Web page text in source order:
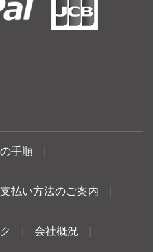
手順
払い方法のご案内
会社概況